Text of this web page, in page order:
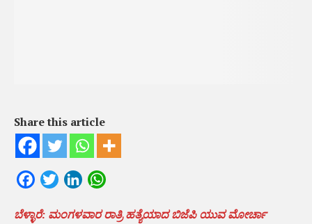
Share this article
FacebookTwitterLinkedIn
ಬೆಳ್ಳಾರೆ: ಮಂಗಳವಾರ ರಾತ್ರಿ ಹತ್ಯೆಯಾದ ಬಿಜೆಪಿ ಯುವ ಮೋರ್ಚಾ